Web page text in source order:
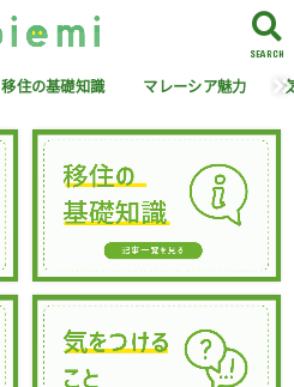
SEARCH
移住の基礎知識 マレーシア魅力